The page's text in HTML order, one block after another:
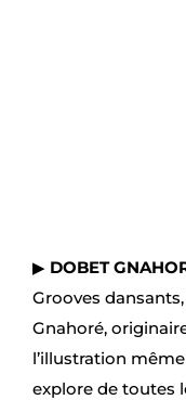
▶ DOBET
Grooves
Gnahoré,
l’illustration
explore de toutes